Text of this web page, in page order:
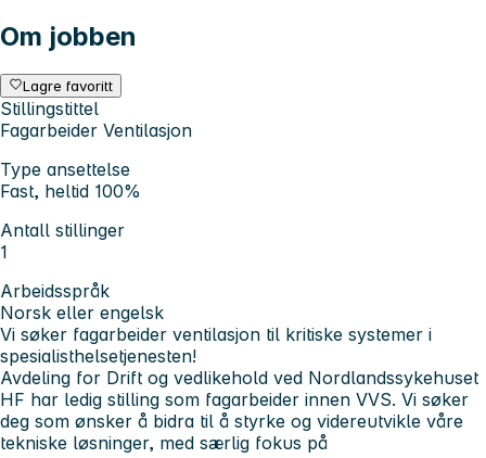
Om jobben
Lagre favoritt
Stillingstittel
Fagarbeider Ventilasjon
Type ansettelse
Fast, heltid 100%
Antall stillinger
1
Arbeidsspråk
Norsk eller engelsk
Vi søker fagarbeider ventilasjon til kritiske systemer i
spesialisthelsetjenesten!
Avdeling for Drift og vedlikehold ved Nordlandssykehuset
HF har ledig stilling som fagarbeider innen VVS. Vi søker
deg som ønsker å bidra til å styrke og videreutvikle våre
tekniske løsninger, med særlig fokus på